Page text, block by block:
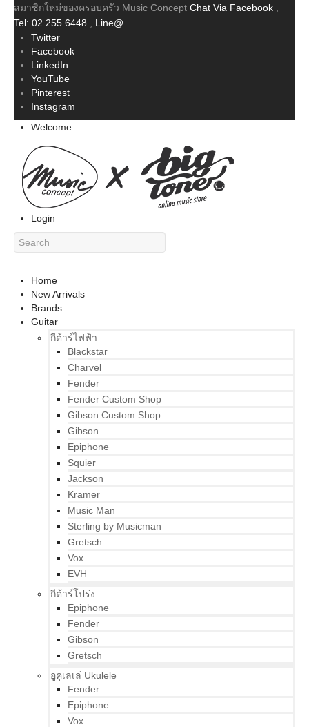
สมาชิกใหม่ของครอบครัว Music Concept Chat Via Facebook
Tel: 02 255 6448
Line@
Twitter
Facebook
LinkedIn
YouTube
Pinterest
Instagram
Welcome
Login
Home
New Arrivals
Brands
Guitar
กีต้าร์ไฟฟ้า
Blackstar
Charvel
Fender
Fender Custom Shop
Gibson Custom Shop
Gibson
Epiphone
Squier
Jackson
Kramer
Music Man
Sterling by Musicman
Gretsch
Vox
EVH
กีต้าร์โปร่ง
Epiphone
Fender
Gibson
Gretsch
อูคูเลเล่ Ukulele
Fender
Epiphone
Vox